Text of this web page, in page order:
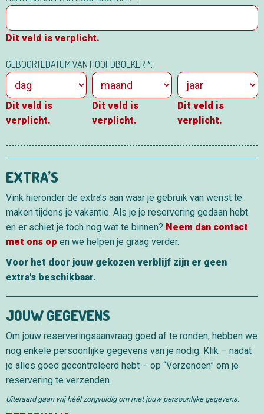
Dit veld is verplicht.
GEBOORTEDATUM VAN HOOFDBOEKER *:
Dit veld is
verplicht.
Dit veld is
verplicht.
Dit veld is
verplicht.
EXTRA’S
Vink hieronder de extra’s aan waar je gebruik van wenst te
maken tijdens je vakantie. Als je je reservering gedaan hebt
en er schiet je toch nog wat te binnen? Neem dan contact
met ons op en we helpen je graag verder.
Voor het door jouw gekozen verblijf zijn er geen
extra's beschikbaar.
JOUW GEGEVENS
Om jouw reserveringsaanvraag goed af te ronden, hebben we
nog enkele persoonlijke gegevens van je nodig. Klik – nadat
je alles goed gecontroleerd hebt – op “Verzenden” om je
reservering te verzenden.
Uiteraard gaan wij héél zorgvuldig om met jouw persoonlijke gegevens.